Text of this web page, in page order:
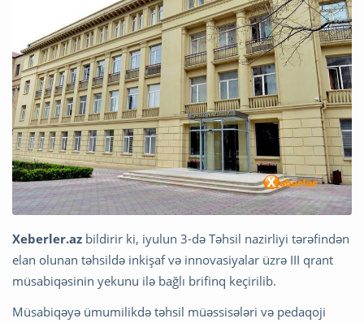
Xeberler.az bildirir ki, iyulun 3-də Təhsil nazirliyi tərəfindən
elan olunan təhsildə inkişaf və innovasiyalar üzrə III qrant
müsabiqəsinin yekunu ilə bağlı brifinq keçirilib.
Müsabiqəyə ümumilikdə təhsil müəssisələri və pedaqoji